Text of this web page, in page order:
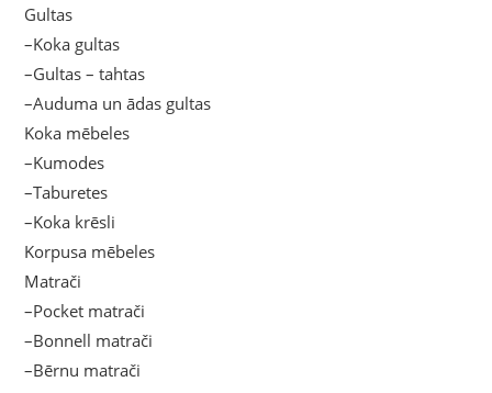
Gultas
–Koka gultas
–Gultas – tahtas
–Auduma un ādas gultas
Koka mēbeles
–Kumodes
–Taburetes
–Koka krēsli
Korpusa mēbeles
Matrači
–Pocket matrači
–Bonnell matrači
–Bērnu matrači